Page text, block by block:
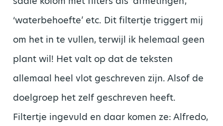
‘waterbehoefte’ etc. Dit filtertje triggert mij
om het in te vullen, terwijl ik helemaal geen
plant wil! Het valt op dat de teksten
allemaal heel vlot geschreven zijn. Alsof de
doelgroep het zelf geschreven heeft.
Filtertje ingevuld en daar komen ze: Alfredo,